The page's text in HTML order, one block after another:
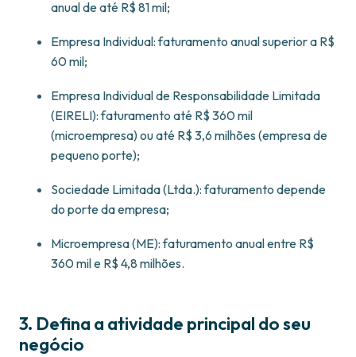
anual de até R$ 81 mil;
Empresa Individual: faturamento anual superior a R$
60 mil;
Empresa Individual de Responsabilidade Limitada
(EIRELI): faturamento até R$ 360 mil
(microempresa) ou até R$ 3,6 milhões (empresa de
pequeno porte);
Sociedade Limitada (Ltda.): faturamento depende
do porte da empresa;
Microempresa (ME): faturamento anual entre R$
360 mil e R$ 4,8 milhões.
3. Defina a atividade principal do seu
negócio